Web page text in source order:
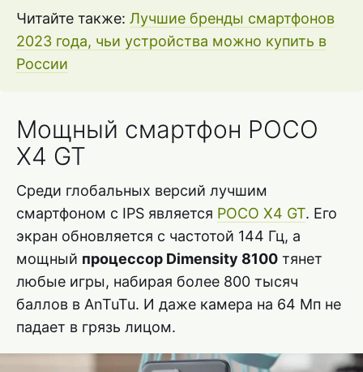
Читайте также: Лучшие бренды смартфонов
2023 года, чьи устройства можно купить в
России
Мощный смартфон POCO
X4 GT
Среди глобальных версий лучшим
смартфоном с IPS является POCO X4 GT. Его
экран обновляется с частотой 144 Гц, а
мощный процессор Dimensity 8100 тянет
любые игры, набирая более 800 тысяч
баллов в AnTuTu. И даже камера на 64 Мп не
падает в грязь лицом.